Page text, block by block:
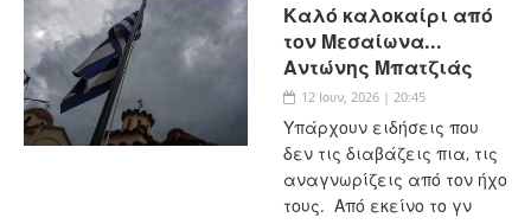
Καλό καλοκαίρι από
τον Μεσαίωνα...
Αντώνης Μπατζιάς
12 Ιουν, 2026 | 20:45
Υπάρχουν ειδήσεις που
δεν τις διαβάζεις πια, τις
αναγνωρίζεις από τον ήχο
τους. Από εκείνο το γν